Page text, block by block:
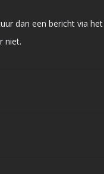
dan een bericht via
niet.